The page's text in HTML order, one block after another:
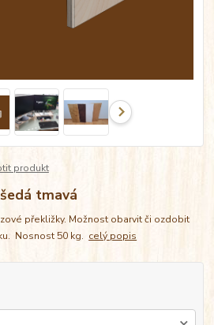
produkt
tmavá
překližky. Možnost obarvit či ozdobit
Nosnost 50 kg. celý popis